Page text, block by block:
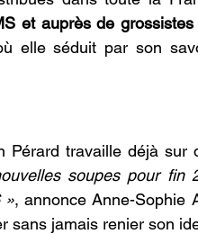
et auprès de
elle séduit par son
Pérard travaille déjà sur
soupes pour fin
», annonce Anne-Sophie
sans jamais renier son